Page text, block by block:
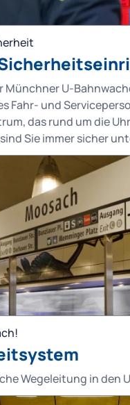
Münchner U-
Fahr- und
das rund um die
Sie immer sicher
Wegeleitung in den